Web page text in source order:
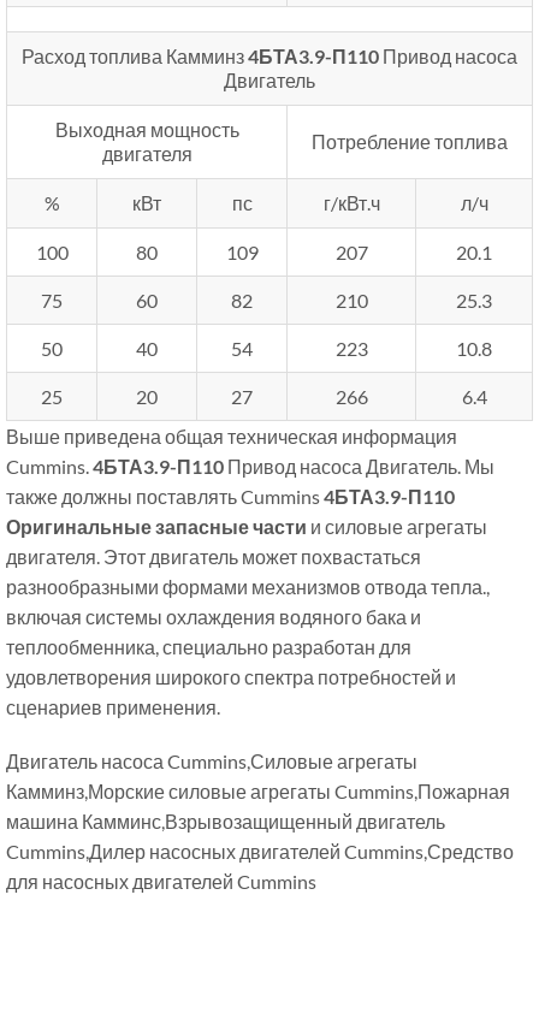
Расход топлива Камминз4БТА3.9-П110 Привод насоса
Двигатель
Выходная мощность
двигателя
Потребление топлива
% кВт пс г/кВт.ч л/ч
100 80 109 207 20.1
75 60 82 210 25.3
50 40 54 223 10.8
25 20 27 266
6.4
Выше приведена общая техническая информация
Cummins. 4БТА3.9-П110 Привод насоса Двигатель. Мы
также должны поставлять Cummins4БТА3.9-П110
Оригинальные запасные части и силовые агрегаты
двигателя. Этот двигатель может похвастаться
разнообразными формами механизмов отвода тепла.,
включая системы охлаждения водяного бака и
теплообменника, специально разработан для
удовлетворения широкого спектра потребностей и
сценариев применения.
Двигатель насоса Cummins,Силовые агрегаты
Камминз,Морские силовые агрегаты Cummins,Пожарная
машина Камминс,Взрывозащищенный двигатель
Cummins,Дилер насосных двигателей Cummins,Средство
для насосных двигателей Cummins